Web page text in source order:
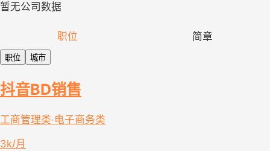
暂无公司数据
职位 简章
职位 城市
抖音BD销售
工商管理类·电子商务类
3k/月